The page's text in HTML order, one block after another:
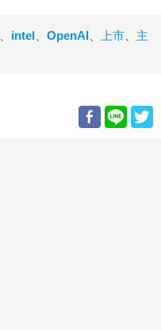
intel OpenAI 上市
主